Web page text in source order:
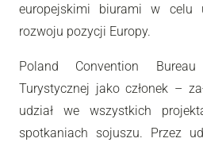
europejskimi biurami w celu
rozwoju pozycji Europy.
Poland Convention
Turystycznej jako członek –
udział we wszystkich
spotkaniach sojuszu. Przez